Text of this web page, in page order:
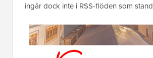
ingår dock inte i RSS-flöden som